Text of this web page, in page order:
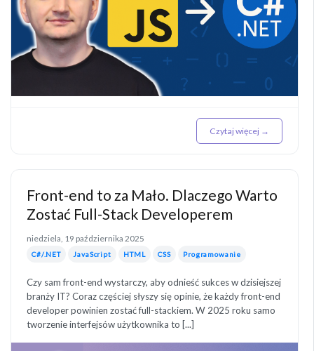
Czytaj więcej →
Front-end to za Mało. Dlaczego Warto
Zostać Full-Stack Developerem
niedziela, 19 października 2025
C#/.NET JavaScript HTML CSS Programowanie
Czy sam front-end wystarczy, aby odnieść sukces w dzisiejszej
branży IT? Coraz częściej słyszy się opinie, że każdy front-end
developer powinien zostać full-stackiem. W 2025 roku samo
tworzenie interfejsów użytkownika to [...]